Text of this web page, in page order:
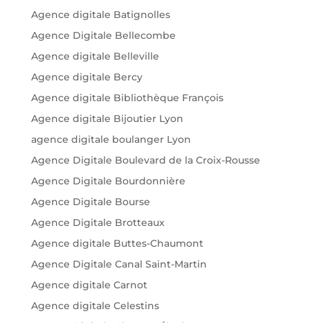
Agence digitale Batignolles
Agence Digitale Bellecombe
Agence digitale Belleville
Agence digitale Bercy
Agence digitale Bibliothèque François
Agence digitale Bijoutier Lyon
agence digitale boulanger Lyon
Agence Digitale Boulevard de la Croix-Rousse
Agence Digitale Bourdonnière
Agence Digitale Bourse
Agence Digitale Brotteaux
Agence digitale Buttes-Chaumont
Agence Digitale Canal Saint-Martin
Agence digitale Carnot
Agence digitale Celestins